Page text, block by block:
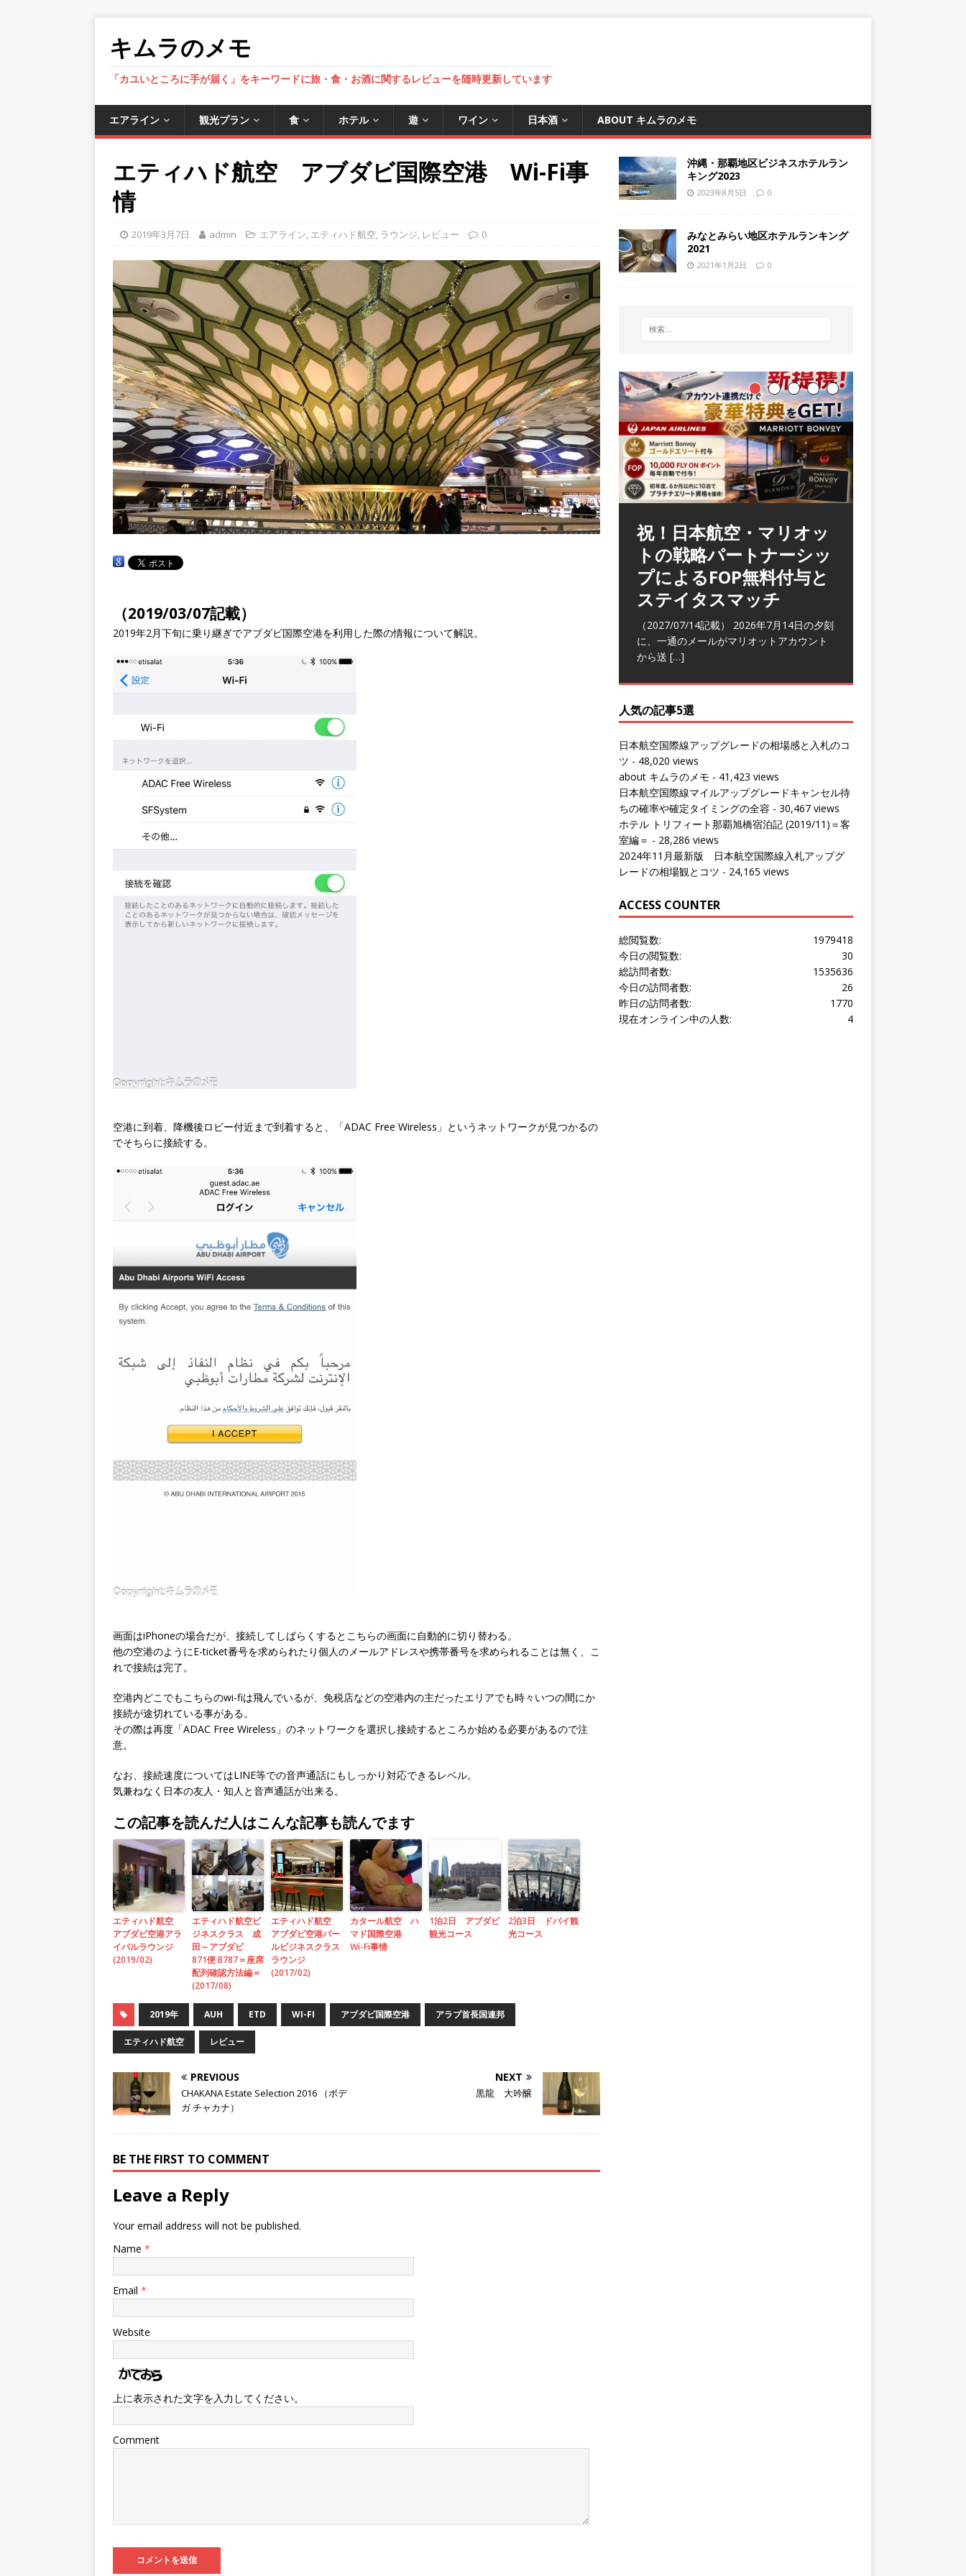
キムラのメモ
「カユいところに手が届く」をキーワードに旅・食・お酒に関するレビューを随時更新しています
エアライン 観光プラン 食 ホテル 遊 ワイン 日本酒 ABOUT キムラのメモ
エティハド航空 アブダビ国際空港 Wi-Fi事
情
2019年3月7日 admin エアライン, エティハド航空, ラウンジ, レビュー 0
（2019/03/07記載）
2019年2月下旬に乗り継ぎでアブダビ国際空港を利用した際の情報について解説。
空港に到着、降機後ロビー付近まで到着すると、「ADAC Free Wireless」というネットワークが見つかるの
でそちらに接続する。
画面はiPhoneの場合だが、接続してしばらくするとこちらの画面に自動的に切り替わる。
他の空港のようにE-ticket番号を求められたり個人のメールアドレスや携帯番号を求められることは無く、こ
れで接続は完了。
空港内どこでもこちらのwi-fiは飛んでいるが、免税店などの空港内の主だったエリアでも時々いつの間にか
接続が途切れている事がある。
その際は再度「ADAC Free Wireless」のネットワークを選択し接続するところか始める必要があるので注
意。
なお、接続速度についてはLINE等での音声通話にもしっかり対応できるレベル。
気兼ねなく日本の友人・知人と音声通話が出来る。
この記事を読んだ人はこんな記事も読んでます
エティハド航空
アブダビ空港アラ
イバルラウンジ
(2019/02)
エティハド航空ビ
ジネスクラス 成
田～アブダビ
871便 B787＝座席
配列確認方法編＝
(2017/08)
エティハド航空
アブダビ空港パー
ルビジネスクラス
ラウンジ
(2017/02)
カタール航空 ハ
マド国際空港
Wi-Fi事情
1泊2日 アブダビ
観光コース
2泊3日 ドバイ観
光コース
2019年 AUH ETD WI-FI アブダビ国際空港 アラブ首長国連邦
エティハド航空 レビュー
PREVIOUS
CHAKANA Estate Selection 2016 （ボデ
ガ チャカナ）
NEXT
黒龍 大吟醸
BE THE FIRST TO COMMENT
Leave a Reply
Your email address will not be published.
Name *
Email *
Website
上に表示された文字を入力してください。
Comment
沖縄・那覇地区ビジネスホテルラン
キング2023
2023年8月5日 0
みなとみらい地区ホテルランキング
2021
2021年1月2日 0
ラウンジ 華 那覇空港
(2026/05)
（2026/06/07記載） 2026年5月下旬の平日
に那覇を訪れた際に利用した。 こちらのラ
ウンジ
[…]
人気の記事5選
ツ- 48,020 views
日本航空国際線マイルアップグレードキャンセル待
ちの確率や確定タイミングの全容
ホテル トリフィート那覇旭橋宿泊記 (2019/11)＝客
室編＝- 28,286 views
2024年11月最新版 日本航空国際線入札アップグ
レードの相場観とコツ- 24,165 views
ACCESS COUNTER
今日の閲覧数:
26
今日の訪問者数:
1770
昨日の訪問者数:
4
現在オンライン中の人数: